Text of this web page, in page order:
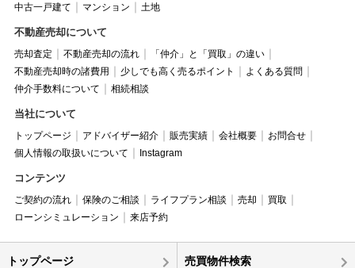
中古一戸建て
マンション 土地
不動産売却について
売却査定 不動産売却の流れ
「仲介」と「買取」の違い
不動産売却時の諸費用
少しでも高く売るポイント
よくある質問
仲介手数料について
相続相談
当社について
トップページ アドバイザー紹介 販売実績 会社概要
お問合せ
個人情報の取扱いについて
Instagram
コンテンツ
ご契約の流れ 保険のご相談 ライフプラン相談 売却
買取
ローンシミュレーション
来店予約
トップページ 売買物件検索